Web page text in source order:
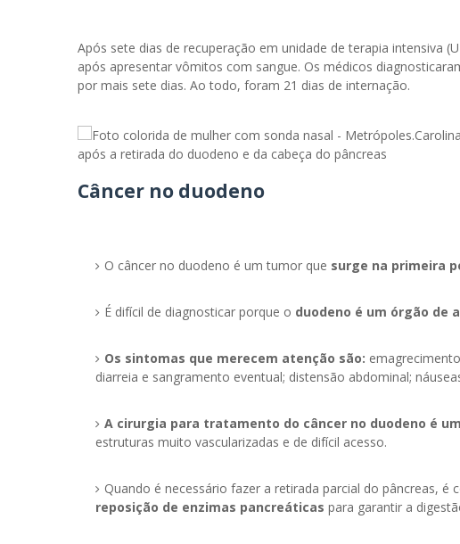
Após sete dias de recuperação em unidade de terapia intensiva
após apresentar vômitos com sangue. Os médicos
por mais sete dias. Ao todo, foram 21 dias de internação.
após a retirada do duodeno e da cabeça do pâncreas
Câncer no duodeno
O câncer no duodeno é um tumor que surge na primeira
É difícil de diagnosticar porque o duodeno é um órgão de
Os sintomas que merecem atenção são:
diarreia e sangramento eventual; distensão abdominal;
A cirurgia para tratamento do câncer no duodeno é
estruturas muito vascularizadas e de difícil acesso.
Quando é necessário fazer a retirada parcial do pâncreas, é
reposição de enzimas pancreáticas para garantir a